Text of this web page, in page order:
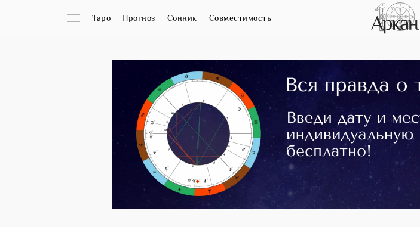
Таро Прогноз Сонник Совместимость